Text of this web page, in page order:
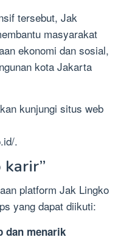
tersebut, Jak
masyarakat
ekonomi dan sosial,
kota Jakarta
kunjungi situs web
.
platform Jak Lingko
yang dapat diikuti:
dan menarik